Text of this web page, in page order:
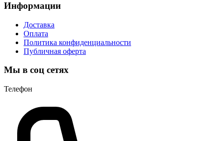
Информации
Доставка
Оплата
Политика конфиденциальности
Публичная оферта
Мы в соц сетях
Телефон